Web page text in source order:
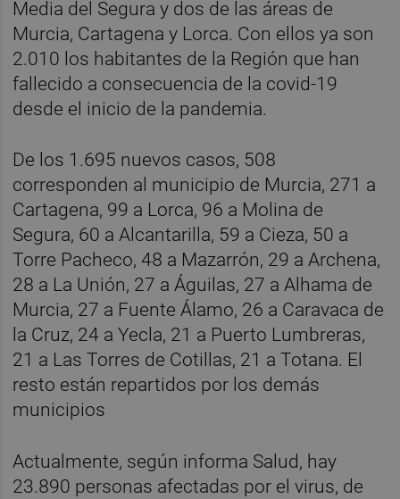
Media del Segura y dos de las áreas de
Murcia, Cartagena y Lorca. Con ellos ya son
2.010 los habitantes de la Región que han
fallecido a consecuencia de la covid-19
desde el inicio de la pandemia.
De los 1.695 nuevos casos, 508
corresponden al municipio de Murcia, 271 a
Cartagena, 99 a Lorca, 96 a Molina de
Segura, 60 a Alcantarilla, 59 a Cieza, 50 a
Torre Pacheco, 48 a Mazarrón, 29 a Archena,
28 a La Unión, 27 a Águilas, 27 a Alhama de
Murcia, 27 a Fuente Álamo, 26 a Caravaca de
la Cruz, 24 a Yecla, 21 a Puerto Lumbreras,
21 a Las Torres de Cotillas, 21 a Totana. El
resto están repartidos por los demás
municipios
Actualmente, según informa Salud, hay
23.890 personas afectadas por el virus, de